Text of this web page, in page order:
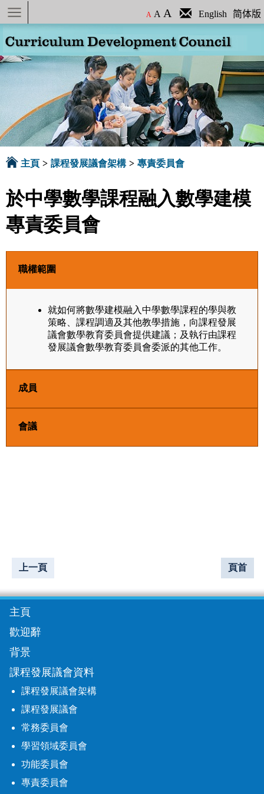
A A A English 简体版
主頁 > 課程發展議會架構 > 專責委員會
於中學數學課程融入數學建模
專責委員會
職權範圍
就如何將數學建模融入中學數學課程的學與教
策略、課程調適及其他教學措施，向課程發展
議會數學教育委員會提供建議；及執行由課程
發展議會數學教育委員會委派的其他工作。
成員
會議
上一頁 頁首
主頁
歡迎辭
背景
課程發展議會資料
課程發展議會架構
課程發展議會
常務委員會
學習領域委員會
功能委員會
專責委員會